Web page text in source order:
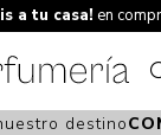
a tu casa! en
destino